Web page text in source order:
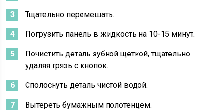
Тщательно перемешать.
Погрузить панель в жидкость на 10-15 минут.
Почистить деталь зубной щёткой, тщательно
удаляя грязь с кнопок.
Сполоснуть деталь чистой водой.
Вытереть бумажным полотенцем.